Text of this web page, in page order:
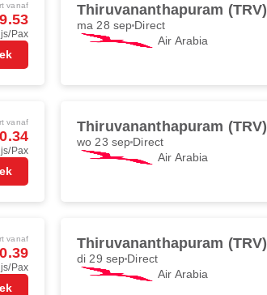
vanaf
Pax
Thiruvananthapuram (TRV)
ma 28 sep Direct
Air Arabia
vanaf
Pax
Thiruvananthapuram (TRV)
wo 23 sep Direct
Air Arabia
vanaf
Pax
Thiruvananthapuram (TRV)
di 29 sep Direct
Air Arabia